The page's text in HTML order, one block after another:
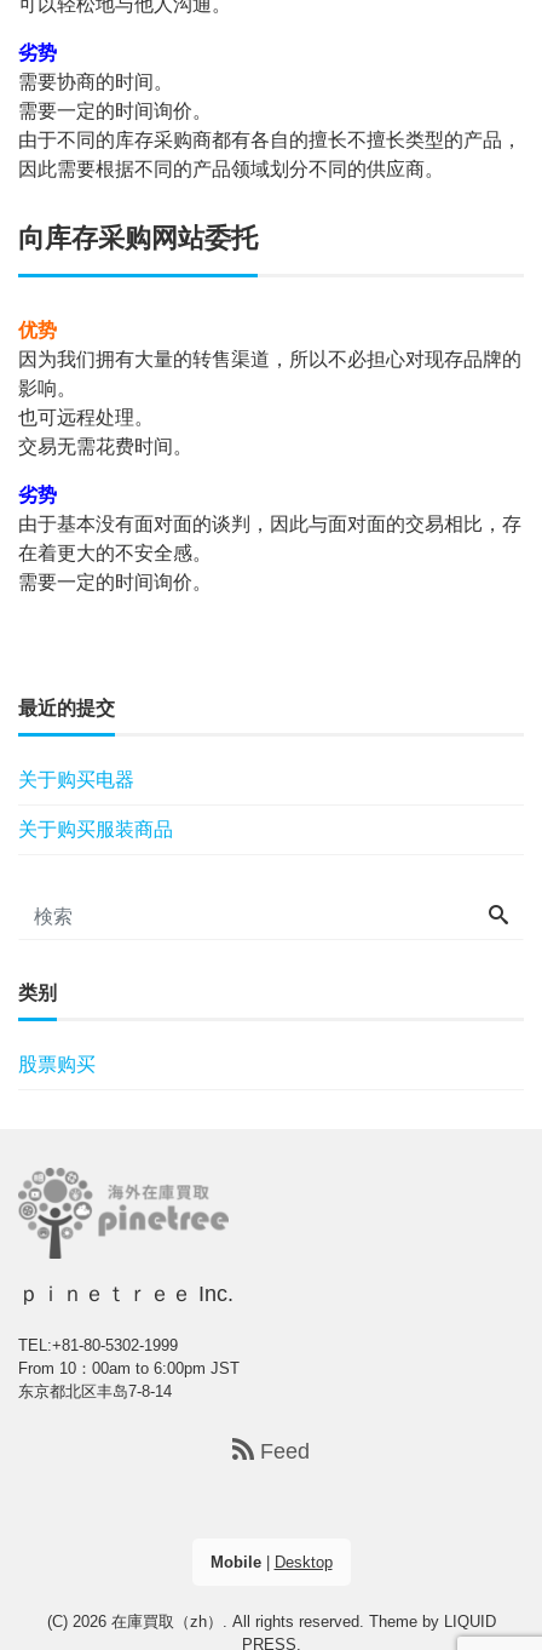
可以轻松地与他人沟通。
劣势
需要协商的时间。
需要一定的时间询价。
由于不同的库存采购商都有各自的擅长不擅长类型的产品，
因此需要根据不同的产品领域划分不同的供应商。
向库存采购网站委托
优势
因为我们拥有大量的转售渠道，所以不必担心对现存品牌的
影响。
也可远程处理。
交易无需花费时间。
劣势
由于基本没有面对面的谈判，因此与面对面的交易相比，存
在着更大的不安全感。
需要一定的时间询价。
最近的提交
关于购买电器
关于购买服装商品
类别
股票购买
ｐｉｎｅｔｒｅｅ Inc.
TEL:+81-80-5302-1999
From 10：00am to 6:00pm JST
东京都北区丰岛7-8-14
Feed
Mobile| Desktop
(C) 2026 在庫買取（zh） . All rights reserved. Theme by LIQUID
PRESS